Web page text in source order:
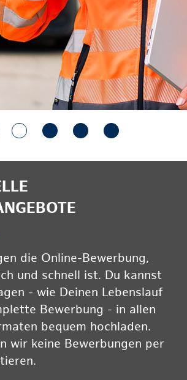
die Online-Bewerbung,
und schnell ist. Du kannst
- wie Deinen Lebenslauf
Bewerbung - in allen
bequem hochladen.
wir keine Bewerbungen per